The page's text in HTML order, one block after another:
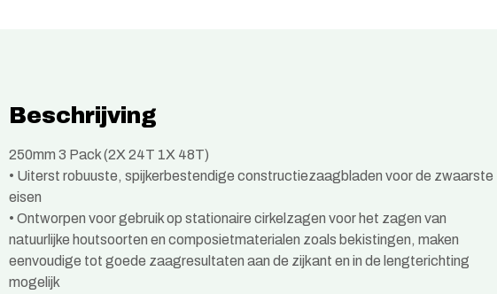
Beschrijving
250mm 3 Pack (2X 24T 1X 48T)
• Uiterst robuuste, spijkerbestendige constructiezaagbladen voor de zwaarste
eisen
• Ontworpen voor gebruik op stationaire cirkelzagen voor het zagen van
natuurlijke houtsoorten en composietmaterialen zoals bekistingen, maken
eenvoudige tot goede zaagresultaten aan de zijkant en in de lengterichting
mogelijk